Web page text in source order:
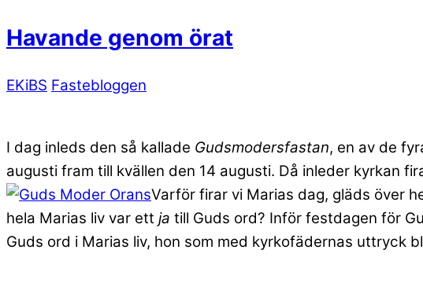
Havande genom örat
EKiBS Fastebloggen
I dag inleds den så kallade Gudsmodersfastan, en av de
augusti fram till kvällen den 14 augusti. Då inleder kyrkan
Varför firar vi Marias dag, gläds över
hela Marias liv var ett ja till Guds ord? Inför festdagen för
Guds ord i Marias liv, hon som med kyrkofädernas uttryck